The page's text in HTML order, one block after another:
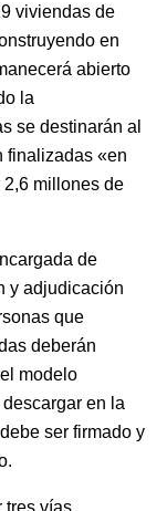
viviendas de
en
abierto
la
se destinarán al
finalizadas «en
millones de
de
y adjudicación
que
deberán
modelo
en la
ser firmado y
tres vías